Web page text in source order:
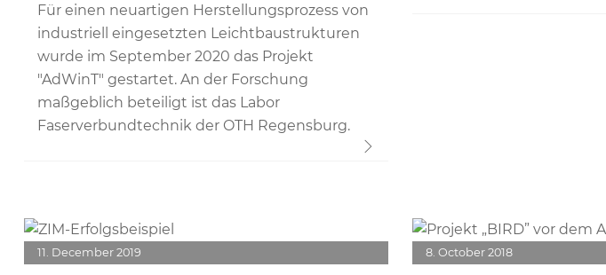
Für einen neuartigen Herstellungsprozess von
industriell eingesetzten Leichtbaustrukturen
wurde im September 2020 das Projekt
"AdWinT" gestartet. An der Forschung
maßgeblich beteiligt ist das Labor
Faserverbundtechnik der OTH Regensburg.
Link
11 December 2019
Link
8 October 2018